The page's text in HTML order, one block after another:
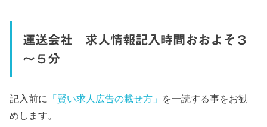
運送会社 求人情報記入時間おおよそ３
～５分
記入前に 「賢い求人広告の載せ方」 を一読する事をお勧
めします。